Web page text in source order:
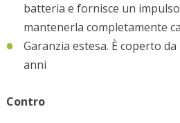
batteria e fornisce un
mantenerla completamente
Garanzia estesa. È coperto
anni
Contro